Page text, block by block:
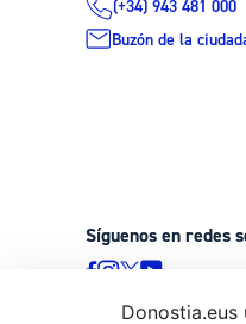
(+34) 943 481 000
Buzón de la
Síguenos en redes